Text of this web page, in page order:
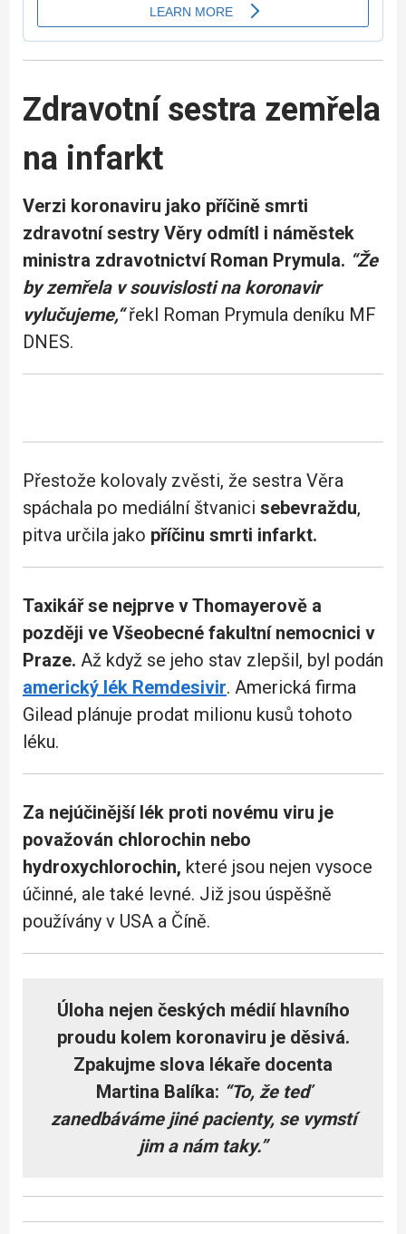
Zdravotní sestra zemřela
na infarkt
Verzi koronaviru jako příčině smrti
zdravotní sestry Věry odmítl i náměstek
ministra zdravotnictví Roman Prymula. “Že
by zemřela v souvislosti na koronavir
vylučujeme,“řekl Roman Prymula deníku MF
DNES.
Přestože kolovaly zvěsti, že sestra Věra
spáchala po mediální štvanici sebevraždu,
pitva určila jako příčinu smrti infarkt.
Taxikář se nejprve v Thomayerově a
později ve Všeobecné fakultní nemocnici v
Praze. Až když se jeho stav zlepšil, byl podán
americký lék Remdesivir. Americká firma
Gilead plánuje prodat milionu kusů tohoto
léku.
Za nejúčinější lék proti novému viru je
považován chlorochin nebo
hydroxychlorochin, které jsou nejen vysoce
účinné, ale také levné. Již jsou úspěšně
používány v USA a Číně.
Úloha nejen českých médií hlavního
proudu kolem koronaviru je děsivá.
Zpakujme slova lékaře docenta
Martina Balíka: “To, že teď
zanedbáváme jiné pacienty, se vymstí
jim a nám taky.”